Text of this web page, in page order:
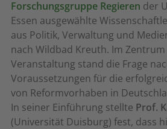
Forschungsgruppe Regieren der
Essen ausgewählte
aus Politik, Verwaltung und
nach Wildbad Kreuth. Im
Veranstaltung stand die Frage
Voraussetzungen für die
von Reformvorhaben in
In seiner Einführung stellte Prof.
(Universität Duisburg) fest, dass